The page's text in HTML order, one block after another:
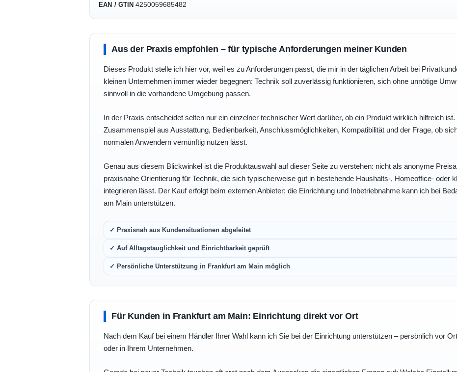
EAN / GTIN 4250059685482
Aus der Praxis empfohlen – für typische Anforderungen meiner Kunden
Dieses Produkt stelle ich hier vor, weil es zu Anforderungen passt, die mir in der täglichen Arbeit bei
kleinen Unternehmen immer wieder begegnen: Technik soll zuverlässig funktionieren, sich ohne unnötige
sinnvoll in die vorhandene Umgebung passen.
In der Praxis entscheidet selten nur ein einzelner technischer Wert darüber, ob ein Produkt wirklich hilfreich
Zusammenspiel aus Ausstattung, Bedienbarkeit, Anschlussmöglichkeiten, Kompatibilität und der Frage, ob
normalen Anwendern vernünftig nutzen lässt.
Genau aus diesem Blickwinkel ist die Produktauswahl auf dieser Seite zu verstehen: nicht als anonyme
praxisnahe Orientierung für Technik, die sich typischerweise gut in bestehende Haushalts-, Homeoffice- oder
integrieren lässt. Der Kauf erfolgt beim externen Anbieter; die Einrichtung und Inbetriebnahme kann ich bei
am Main unterstützen.
✓ Praxisnah aus Kundensituationen abgeleitet
✓ Auf Alltagstauglichkeit und Einrichtbarkeit geprüft
✓ Persönliche Unterstützung in Frankfurt am Main möglich
Für Kunden in Frankfurt am Main: Einrichtung direkt vor Ort
Nach dem Kauf bei einem Händler Ihrer Wahl kann ich Sie bei der Einrichtung unterstützen – persönlich vor
oder in Ihrem Unternehmen.